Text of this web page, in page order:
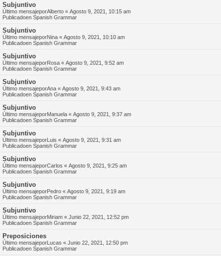
Subjuntivo
Último mensajeporAlberto « Agosto 9, 2021, 10:15 am
Publicadoen Spanish Grammar
Subjuntivo
Último mensajeporNina « Agosto 9, 2021, 10:10 am
Publicadoen Spanish Grammar
Subjuntivo
Último mensajeporRosa « Agosto 9, 2021, 9:52 am
Publicadoen Spanish Grammar
Subjuntivo
Último mensajeporAna « Agosto 9, 2021, 9:43 am
Publicadoen Spanish Grammar
Subjuntivo
Último mensajeporManuela « Agosto 9, 2021, 9:37 am
Publicadoen Spanish Grammar
Subjuntivo
Último mensajeporLuis « Agosto 9, 2021, 9:31 am
Publicadoen Spanish Grammar
Subjuntivo
Último mensajeporCarlos « Agosto 9, 2021, 9:25 am
Publicadoen Spanish Grammar
Subjuntivo
Último mensajeporPedro « Agosto 9, 2021, 9:19 am
Publicadoen Spanish Grammar
Subjuntivo
Último mensajeporMiriam « Junio 22, 2021, 12:52 pm
Publicadoen Spanish Grammar
Preposiciones
Último mensajeporLucas « Junio 22, 2021, 12:50 pm
Publicadoen Spanish Grammar